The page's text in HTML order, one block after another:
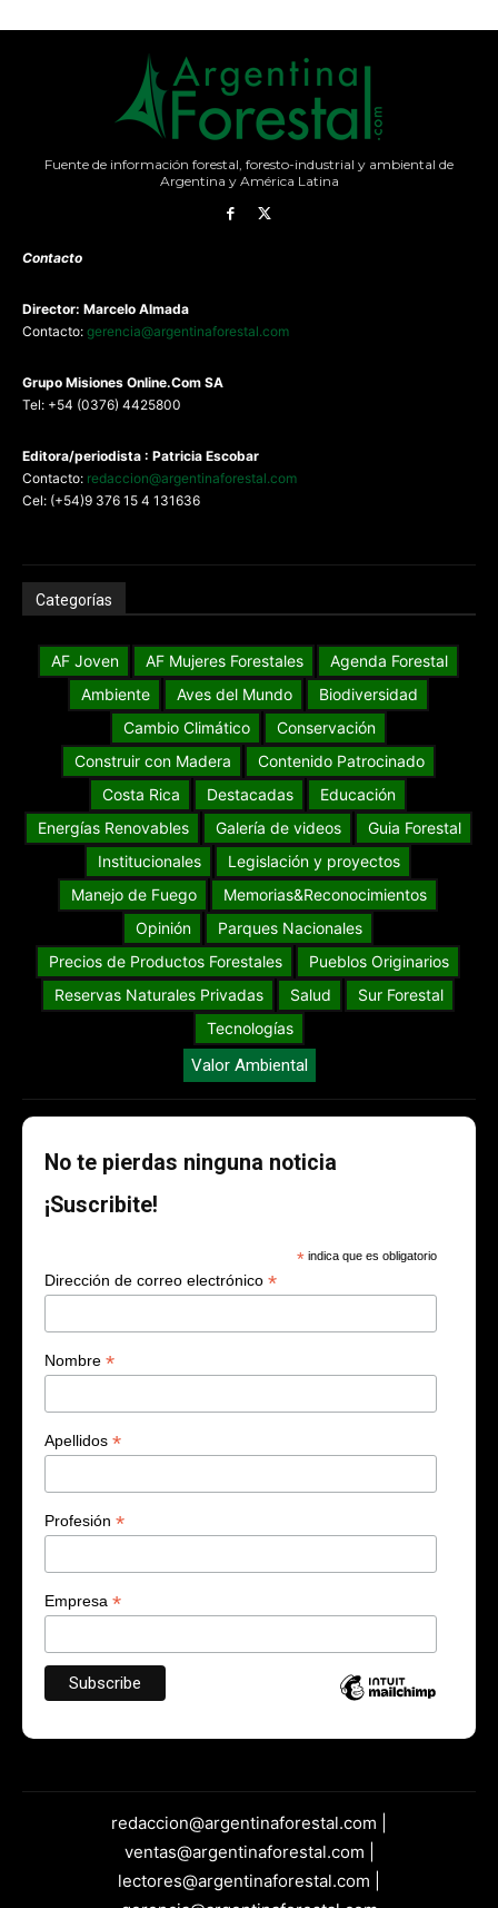
Fuente de información forestal, foresto-industrial y ambiental de
Argentina y América Latina
Contacto
Director: Marcelo Almada
Contacto: gerencia@argentinaforestal.com
Grupo Misiones Online.Com SA
Tel: +54 (0376) 4425800
Editora/periodista : Patricia Escobar
Contacto: redaccion@argentinaforestal.com
Cel: (+54)9 376 15 4 131636
Categorías
AF Joven AF Mujeres Forestales
Agenda Forestal
Ambiente
Aves del Mundo
Biodiversidad
Cambio Climático
Conservación
Construir con Madera
Contenido Patrocinado
Costa Rica
Destacadas
Educación
Energías Renovables
Galería de videos
Guia Forestal
Institucionales
Legislación y proyectos
Manejo de Fuego
Memorias&Reconocimientos
Opinión
Parques Nacionales
Precios de Productos Forestales
Pueblos Originarios
Reservas Naturales Privadas
Salud
Sur Forestal
Tecnologías
Valor Ambiental
No te pierdas ninguna noticia
¡Suscribite!
* indica que es obligatorio
Dirección de correo electrónico *
Nombre *
Apellidos *
Profesión *
Empresa *
redaccion@argentinaforestal.com |
ventas@argentinaforestal.com |
lectores@argentinaforestal.com |